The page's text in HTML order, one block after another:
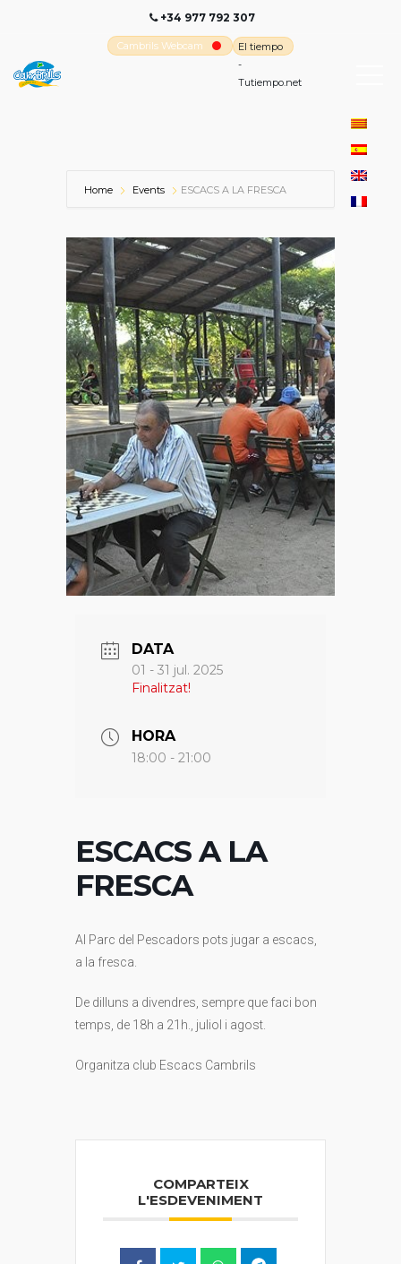
+34 977 792 307
Cambrils Webcam
El tiempo
-
Tutiempo.net
Home Events ESCACS A LA FRESCA
DATA
01 - 31 jul. 2025
Finalitzat!
HORA
18:00 - 21:00
ESCACS A LA
FRESCA
Al Parc del Pescadors pots jugar a escacs,
a la fresca.
De dilluns a divendres, sempre que faci bon
temps, de 18h a 21h., juliol i agost.
Organitza club Escacs Cambrils
COMPARTEIX
L'ESDEVENIMENT